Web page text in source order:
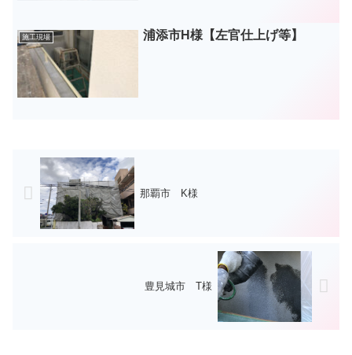
施工現場 浦添市H様【左官仕上げ等】
那覇市 K様
豊見城市 T様